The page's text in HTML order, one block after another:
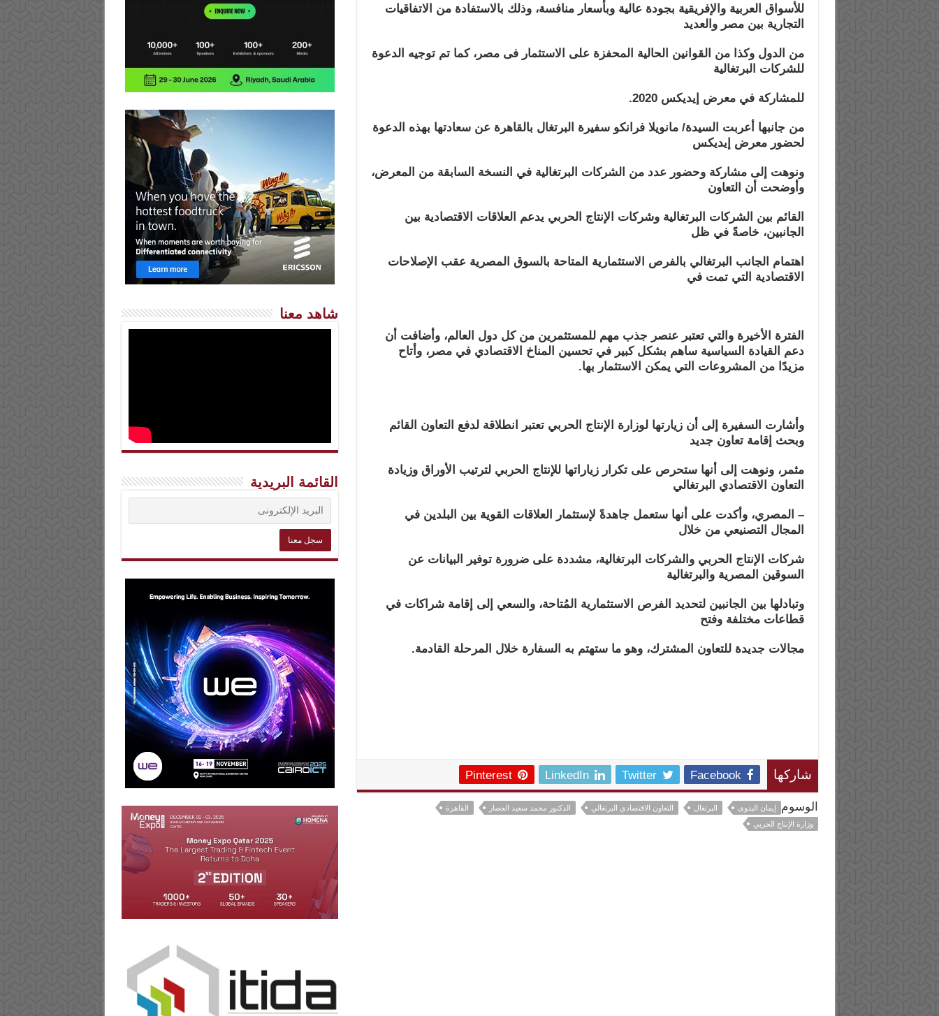
للأسواق العربية والإفريقية بجودة عالية وبأسعار منافسة، وذلك بالاستفادة من الاتفاقيات
التجارية بين مصر والعديد
من الدول وكذا من القوانين الحالية المحفزة على الاستثمار فى مصر، كما تم توجيه الدعوة
للشركات البرتغالية
للمشاركة في معرض إيديكس 2020.
من جانبها أعربت السيدة/ مانويلا فرانكو سفيرة البرتغال بالقاهرة عن سعادتها بهذه الدعوة
لحضور معرض إيديكس
ونوهت إلى مشاركة وحضور عدد من الشركات البرتغالية في النسخة السابقة من المعرض،
وأوضحت أن التعاون
القائم بين الشركات البرتغالية وشركات الإنتاج الحربي يدعم العلاقات الاقتصادية بين
الجانبين، خاصةً في ظل
اهتمام الجانب البرتغالي بالفرص الاستثمارية المتاحة بالسوق المصرية عقب الإصلاحات
الاقتصادية التي تمت في
الفترة الأخيرة والتي تعتبر عنصر جذب مهم للمستثمرين من كل دول العالم، وأضافت أن
دعم القيادة السياسية ساهم بشكل كبير في تحسين المناخ الاقتصادي في مصر، وأتاح
مزيدًا من المشروعات التي يمكن الاستثمار بها.
وأشارت السفيرة إلى أن زيارتها لوزارة الإنتاج الحربي تعتبر انطلاقة لدفع التعاون القائم
وبحث إقامة تعاون جديد
مثمر، ونوهت إلى أنها ستحرص على تكرار زياراتها للإنتاج الحربي لترتيب الأوراق وزيادة
التعاون الاقتصادي البرتغالي
– المصري، وأكدت على أنها ستعمل جاهدةً لإستثمار العلاقات القوية بين البلدين في
المجال التصنيعي من خلال
شركات الإنتاج الحربي والشركات البرتغالية، مشددة على ضرورة توفير البيانات عن
السوقين المصرية والبرتغالية
وتبادلها بين الجانبين لتحديد الفرص الاستثمارية المُتاحة، والسعي إلى إقامة شراكات في
قطاعات مختلفة وفتح
مجالات جديدة للتعاون المشترك، وهو ما ستهتم به السفارة خلال المرحلة القادمة.
شاركها Facebook
Twitter
LinkedIn
Pinterest
الوسوم إيمان البدوى البرتغال التعاون الاقتصادي البرتغالي الدكتور محمد سعيد العصار
القاهرة
وزارة الإنتاج الحربي
شاهد معنا
القائمة البريدية